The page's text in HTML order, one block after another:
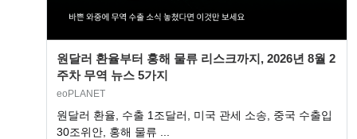
원달러 환율부터 홍해 물류 리스크까지, 2026년 8월 2
주차 무역 뉴스 5가지
eoPLANET
원달러 환율, 수출 1조달러, 미국 관세 소송, 중국 수출입
30조위안, 홍해 물류 ...